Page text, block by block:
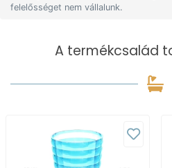
felelősséget nem vállalunk.
A termékcsalád